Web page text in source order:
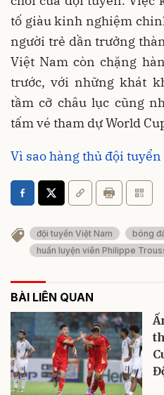
tố giàu kinh nghiệm
người trẻ dần trưởng
Việt Nam còn chặng
trước, với những khát
tầm cỡ châu lục cũng
tấm vé tham dự World
Vì sao hàng thủ đội
đội tuyển Việt Nam
bóng
huấn luyện viên Philippe
BÀI LIÊN QUAN